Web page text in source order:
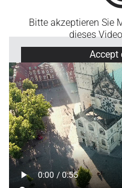
Bitte akzeptieren Sie
dieses
Accept